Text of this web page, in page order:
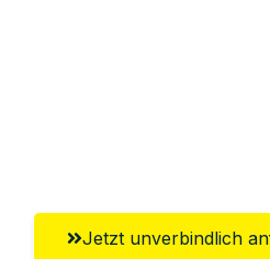
Jetzt unverbindlich